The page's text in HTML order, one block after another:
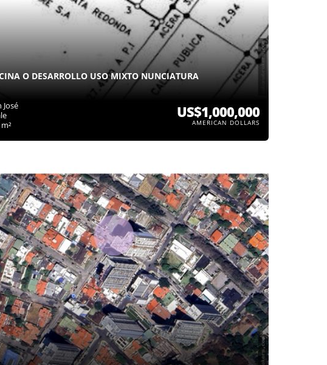
O DESARROLLO USO MIXTO NUNCIATURA
José
US$1,000,000
AMERICAN DOLLARS